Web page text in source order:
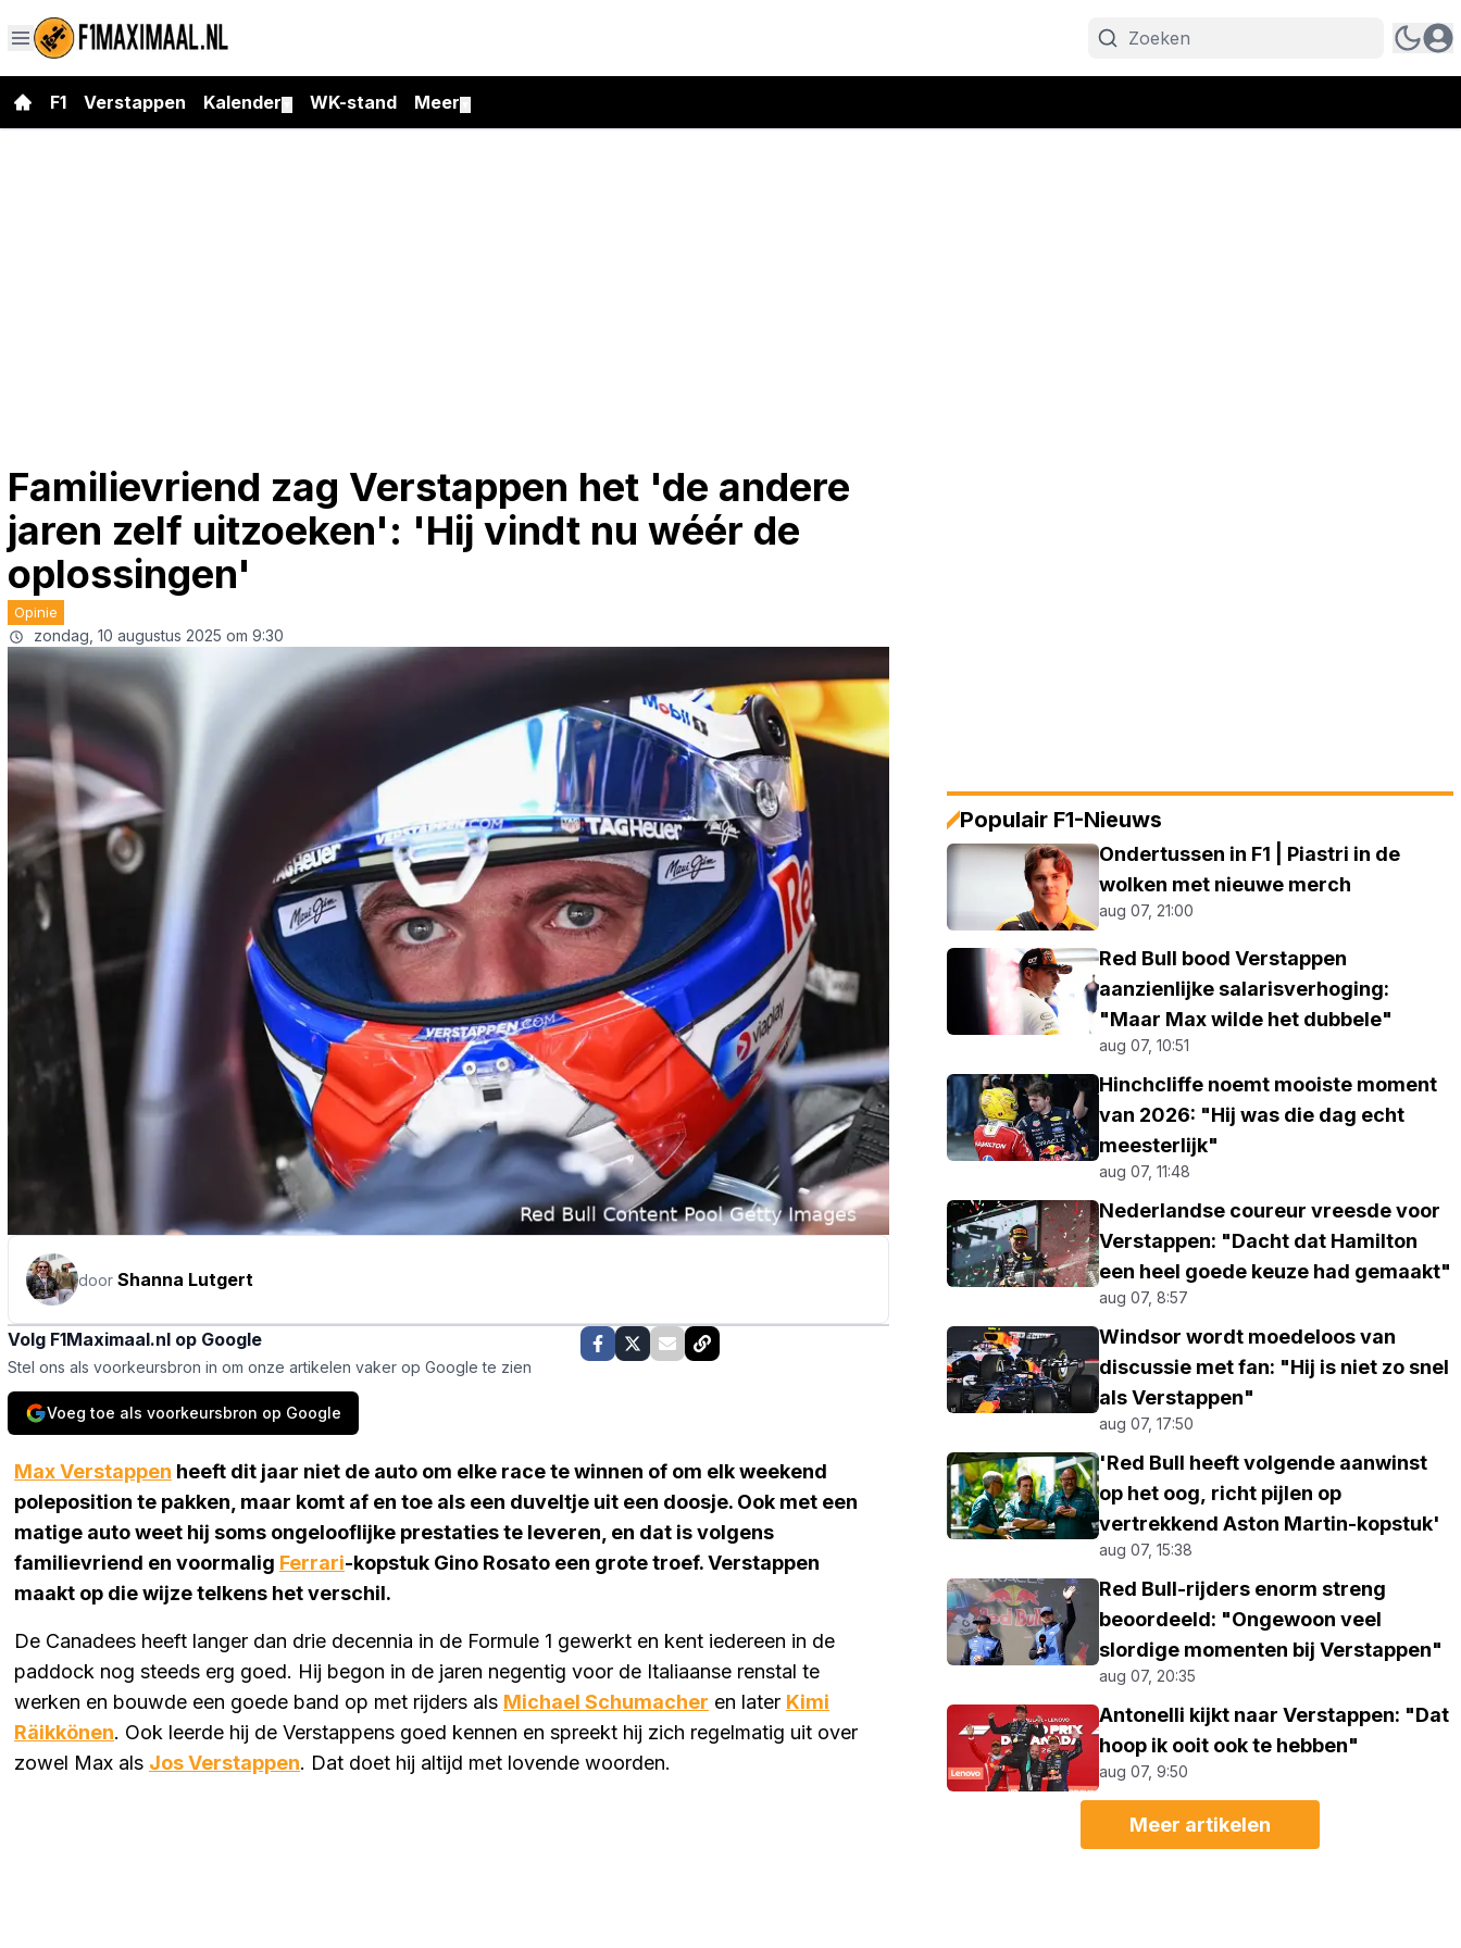
F1 Verstappen Kalender WK-stand Meer
Familievriend zag Verstappen het 'de andere
jaren zelf uitzoeken': 'Hij vindt nu wéér de
oplossingen'
Opinie
zondag, 10 augustus 2025 om 9:30
door Shanna Lutgert
Volg F1Maximaal.nl op Google
Stel ons als voorkeursbron in om onze artikelen vaker op Google te zien
Voeg toe als voorkeursbron op Google
Max Verstappen heeft dit jaar niet de auto om elke race te winnen of om elk weekend
poleposition te pakken, maar komt af en toe als een duveltje uit een doosje. Ook met een
matige auto weet hij soms ongelooflijke prestaties te leveren, en dat is volgens
familievriend en voormalig Ferrari-kopstuk Gino Rosato een grote troef. Verstappen
maakt op die wijze telkens het verschil.
De Canadees heeft langer dan drie decennia in de Formule 1 gewerkt en kent iedereen in de
paddock nog steeds erg goed. Hij begon in de jaren negentig voor de Italiaanse renstal te
werken en bouwde een goede band op met rijders als Michael Schumacher en later Kimi
Räikkönen. Ook leerde hij de Verstappens goed kennen en spreekt hij zich regelmatig uit over
zowel Max als Jos Verstappen. Dat doet hij altijd met lovende woorden.
Populair F1-Nieuws
Ondertussen in F1 | Piastri in de
wolken met nieuwe merch
aug 07, 21:00
Red Bull bood Verstappen
aanzienlijke salarisverhoging:
"Maar Max wilde het dubbele"
aug 07, 10:51
Hinchcliffe noemt mooiste moment
van 2026: "Hij was die dag echt
meesterlijk"
aug 07, 11:48
Nederlandse coureur vreesde voor
Verstappen: "Dacht dat Hamilton
een heel goede keuze had gemaakt"
aug 07, 8:57
Windsor wordt moedeloos van
discussie met fan: "Hij is niet zo snel
als Verstappen"
aug 07, 17:50
'Red Bull heeft volgende aanwinst
op het oog, richt pijlen op
vertrekkend Aston Martin-kopstuk'
aug 07, 15:38
Red Bull-rijders enorm streng
beoordeeld: "Ongewoon veel
slordige momenten bij Verstappen"
aug 07, 20:35
Antonelli kijkt naar Verstappen: "Dat
hoop ik ooit ook te hebben"
aug 07, 9:50
Meer artikelen